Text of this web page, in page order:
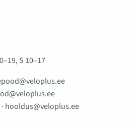
S 10–17
· hooldus@veloplus.ee